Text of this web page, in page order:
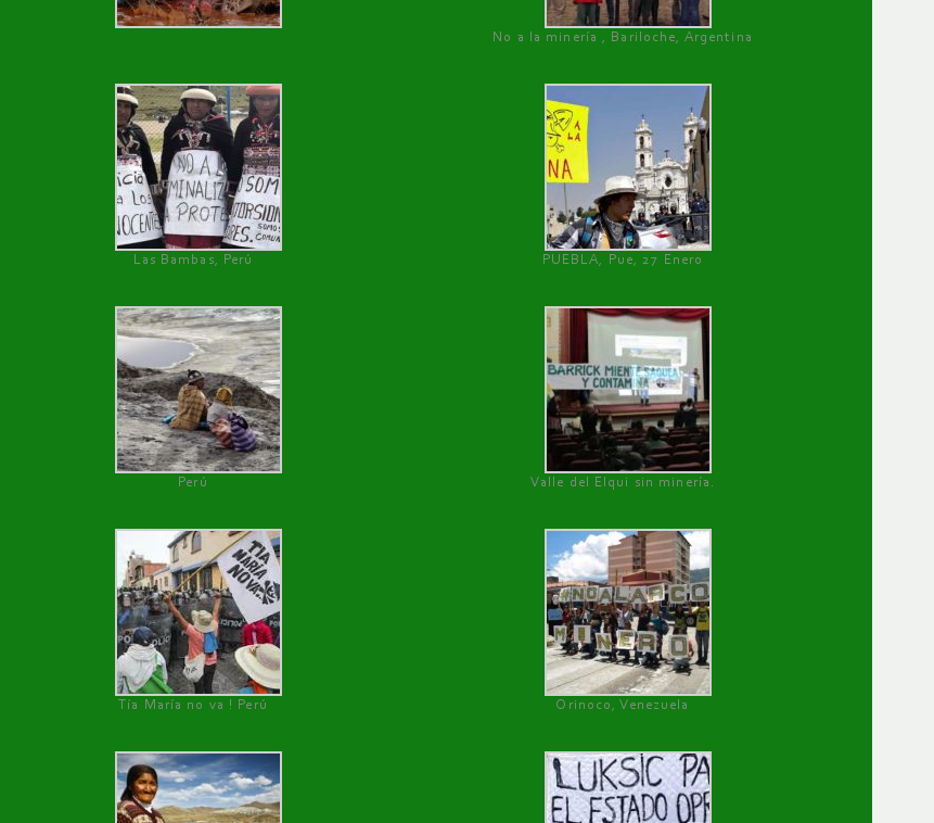
No a la minería , Bariloche, Argentina
Las Bambas, Perú PUEBLA, Pue, 27 Enero
Perú Valle del Elqui sin minería.
Tía María no va ! Perú Orinoco, Venezuela